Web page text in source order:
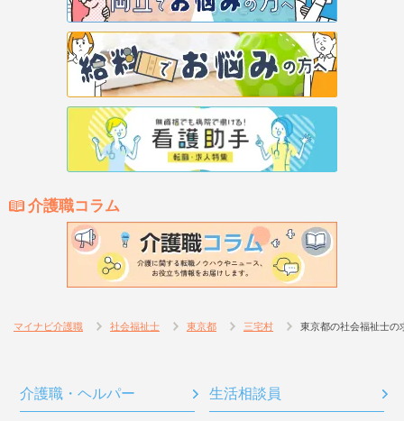
介護職コラム
マイナビ介護職 社会福祉士 東京都 三宅村 東京都の社会福祉士の
介護職・ヘルパー 生活相談員